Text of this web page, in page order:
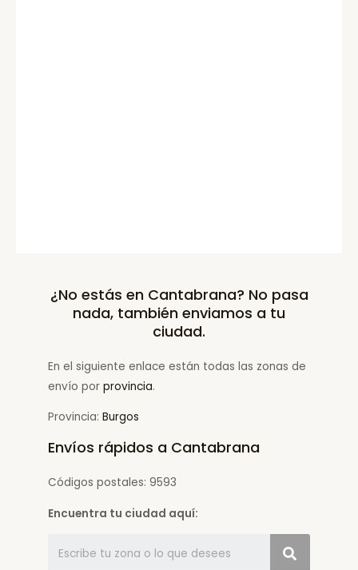
¿No estás en Cantabrana? No pasa
nada, también enviamos a tu
ciudad.
En el siguiente enlace están todas las zonas de
envío por provincia.
Provincia: Burgos
Envíos rápidos a Cantabrana
Códigos postales: 9593
Encuentra tu ciudad aquí: